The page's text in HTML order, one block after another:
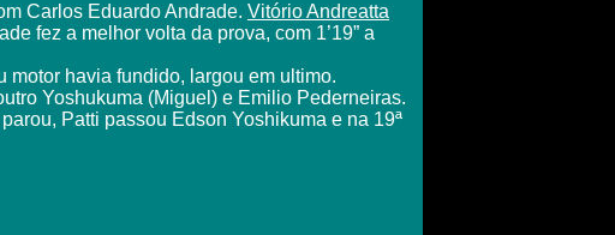
Carlos Eduardo Andrade. Vitório Andreatta
fez a melhor volta da prova, com 1’19” a
motor havia fundido, largou em ultimo.
Yoshukuma (Miguel) e Emilio Pederneiras.
Patti passou Edson Yoshikuma e na 19ª